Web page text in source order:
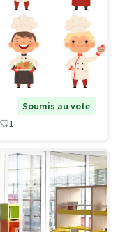
Soumis au vote
1